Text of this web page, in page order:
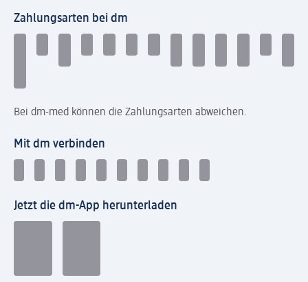
Zahlungsarten bei dm
Bei dm-med können die Zahlungsarten abweichen.
Mit dm verbinden
Jetzt die dm-App herunterladen